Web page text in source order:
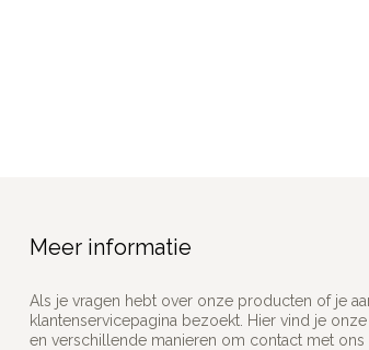
Meer informatie
Als je vragen hebt over onze producten of je
klantenservicepagina bezoekt. Hier vind je
en verschillende manieren om contact met ons